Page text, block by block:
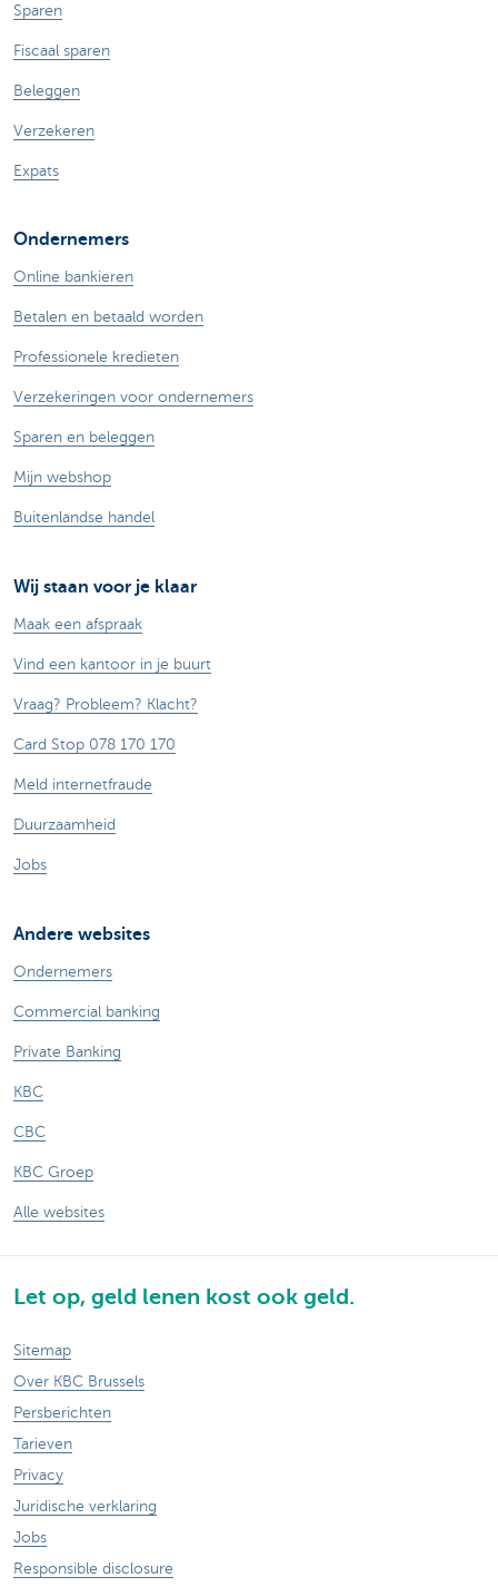
Sparen
Fiscaal sparen
Beleggen
Verzekeren
Expats
Ondernemers
Online bankieren
Betalen en betaald worden
Professionele kredieten
Verzekeringen voor ondernemers
Sparen en beleggen
Mijn webshop
Buitenlandse handel
Wij staan voor je klaar
Maak een afspraak
Vind een kantoor in je buurt
Vraag? Probleem? Klacht?
Card Stop 078 170 170
Meld internetfraude
Duurzaamheid
Jobs
Andere websites
Ondernemers
Commercial banking
Private Banking
KBC
CBC
KBC Groep
Alle websites
Let op, geld lenen kost ook geld.
Sitemap
Over KBC Brussels
Persberichten
Tarieven
Privacy
Juridische verklaring
Jobs
Responsible disclosure